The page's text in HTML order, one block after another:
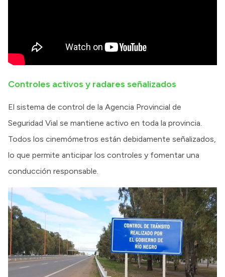
Controles activos y radares señalizados
El sistema de control de la Agencia Provincial de
Seguridad Vial se mantiene activo en toda la provincia.
Todos los cinemómetros están debidamente señalizados,
lo que permite anticipar los controles y fomentar una
conducción responsable.